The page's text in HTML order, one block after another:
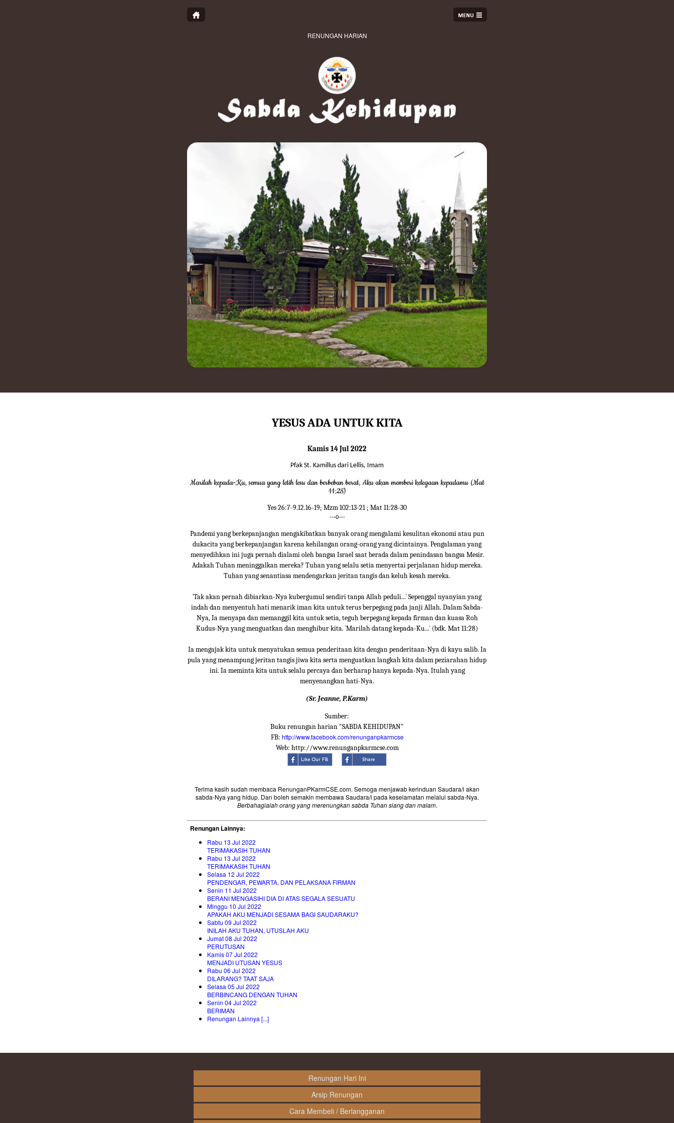
RENUNGAN HARIAN
YESUS ADA UNTUK KITA
Kamis 14 Jul 2022
Pfak St. Kamillus dari Lellis, Imam
Marilah kepada-Ku, semua yang letih lesu dan berbeban berat, Aku akan memberi kelegaan kepadamu (Mat
11:28)
Yes 26:7-9.12.16-19; Mzm 102:13-21 ; Mat 11:28-30
---o---
Pandemi yang berkepanjangan mengakibatkan banyak orang mengalami kesulitan ekonomi atau pun
dukacita yang berkepanjangan karena kehilangan orang-orang yang dicintainya. Pengalaman yang
menyedihkan ini juga pernah dialami oleh bangsa Israel saat berada dalam penindasan bangsa Mesir.
Adakah Tuhan meninggalkan mereka? Tuhan yang selalu setia menyertai perjalanan hidup mereka.
Tuhan yang senantiasa mendengarkan jeritan tangis dan keluh kesah mereka.
`Tak akan pernah dibiarkan-Nya kubergumul sendiri tanpa Allah peduli...` Sepenggal nyanyian yang
indah dan menyentuh hati menarik iman kita untuk terus berpegang pada janji Allah. Dalam Sabda-
Nya, Ia menyapa dan memanggil kita untuk setia, teguh berpegang kepada firman dan kuasa Roh
Kudus-Nya yang menguatkan dan menghibur kita. `Marilah datang kepada-Ku...` (bdk. Mat 11:28)
Ia mengajak kita untuk menyatukan semua penderitaan kita dengan penderitaan-Nya di kayu salib. Ia
pula yang menampung jeritan tangis jiwa kita serta menguatkan langkah kita dalam peziarahan hidup
ini. Ia meminta kita untuk selalu percaya dan berharap hanya kepada-Nya. Itulah yang
menyenangkan hati-Nya.
(Sr. Jeanne, P.Karm)
Sumber:
Buku renungan harian "SABDA KEHIDUPAN"
FB: http://www.facebook.com/renunganpkarmcse
Web: http://www.renunganpkarmcse.com
Terima kasih sudah membaca RenunganPKarmCSE.com. Semoga menjawab kerinduan Saudara/i akan
sabda-Nya yang hidup. Dan boleh semakin membawa Saudara/i pada keselamatan melalui sabda-Nya.
Berbahagialah orang yang merenungkan sabda Tuhan siang dan malam.
Renungan Lainnya:
Rabu 13 Jul 2022
TERIMAKASIH TUHAN
Rabu 13 Jul 2022
TERIMAKASIH TUHAN
Selasa 12 Jul 2022
PENDENGAR, PEWARTA, DAN PELAKSANA FIRMAN
Senin 11 Jul 2022
BERANI MENGASIHI DIA DI ATAS SEGALA SESUATU
Minggu 10 Jul 2022
APAKAH AKU MENJADI SESAMA BAGI SAUDARAKU?
Sabtu 09 Jul 2022
INILAH AKU TUHAN, UTUSLAH AKU
Jumat 08 Jul 2022
PERUTUSAN
Kamis 07 Jul 2022
MENJADI UTUSAN YESUS
Rabu 06 Jul 2022
DILARANG? TAAT SAJA
Selasa 05 Jul 2022
BERBINCANG DENGAN TUHAN
Senin 04 Jul 2022
BERIMAN
Renungan Lainnya [...]
Renungan Hari Ini
Arsip Renungan
Cara Membeli / Berlangganan